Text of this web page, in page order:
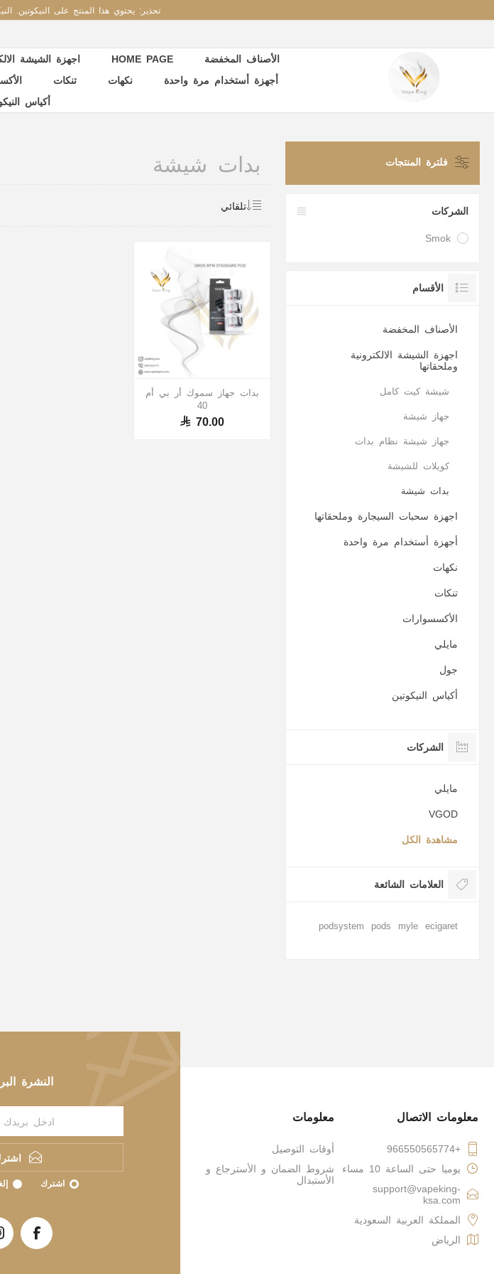
تحذير: يحتوي هذا المنتج على النيكوتين.
الأصناف المخفضة HOME PAGE اجهزة الشيشة
أجهزة أستخدام مرة واحدة نكهات تنكات
أكياس
بدات شيشة
بدات جهاز سموك أر بي أم
40
70.00
فلترة المنتجات
الشركات
Smok
الأقسام
الأصناف المخفضة
اجهزة الشيشة الالكترونية
وملحقاتها
شيشة كيت كامل
جهاز شيشة
جهاز شيشة نظام بدات
كويلات للشيشة
بدات شيشة
اجهزة سحبات السيجارة وملحقاتها
أجهزة أستخدام مرة واحدة
نكهات
تنكات
الأكسسوارات
مايلي
جول
أكياس النيكوتين
الشركات
مايلي
VGOD
مشاهدة الكل
العلامات الشائعة
ecigaret
myle
pods
podsystem
النشرة
اشترك
معلومات الاتصال
+966550565774
يوميا حتى الساعة 10 مساء
support@vapeking-
ksa.com
المملكة العربية السعودية
الرياض
معلومات
أوقات التوصيل
شروط الضمان و الأسترجاع و
الأستبدال